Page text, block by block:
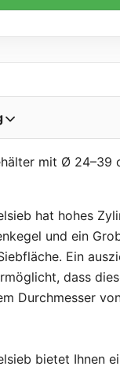
mit Ø 24–39
hat hohes
und ein
Ein
dass
Durchmesser
bietet Ihnen